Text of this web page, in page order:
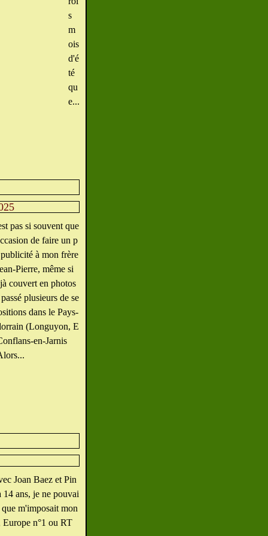
s
m
ois
d'é
té
qu
e...
pas si souvent que
de faire un p
à mon frère
Pierre, même si
couvert en photos
plusieurs de se
dans le Pays-
(Longuyon, E
en-Jarnis
Joan Baez et Pin
ans, je ne pouvai
m'imposait mon
Europe n°1 ou RT